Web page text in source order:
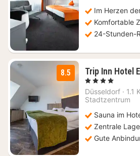
€
Im Herzen
Komfortable
24-Stunden-
8.5 Trip Inn Hotel
, 4 Sterne
Düsseldorf · 1.1
Stadtzentrum
Sauna im
Zentrale Lage
Gute